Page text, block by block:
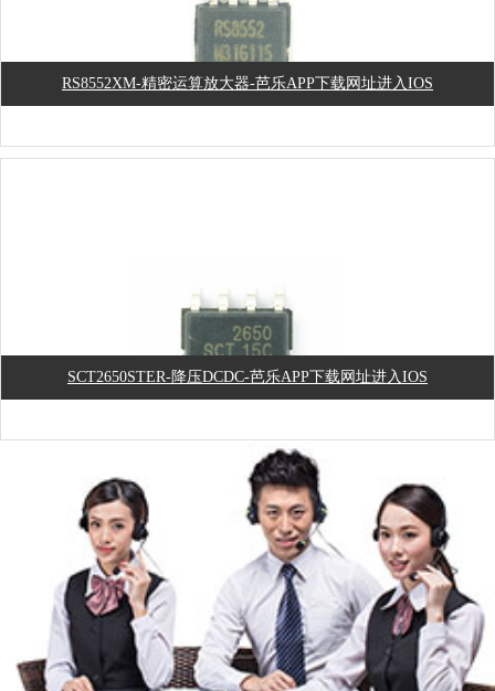
RS8552XM-精密运算放大器-芭乐APP下载网址进入IOS
SCT2650STER-降压DCDC-芭乐APP下载网址进入IOS
GX18B20-温度传感器-芭乐APP下载网址进入IOS